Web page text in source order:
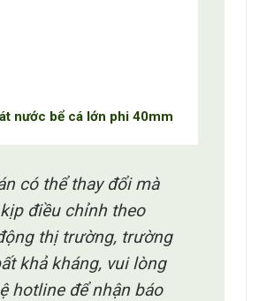
nước bể cá lớn phi 40mm
có thể thay đổi mà
điều chỉnh theo
thị trường, trường
khả kháng, vui lòng
hotline để nhận báo